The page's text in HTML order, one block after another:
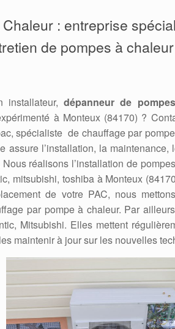
: entreprise
de pompes à
installateur,dépanneur de
à Monteux (84170) ?
spécialiste de chauffage par
assure l’installation, la
réalisons l’installation de
mitsubishi, toshiba à Monteux
de votre PAC, nous
par pompe à chaleur. Par
Mitsubishi. Elles mettent
maintenir à jour sur les nouvelles